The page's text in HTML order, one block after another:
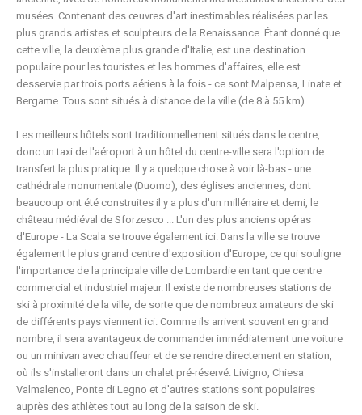
musées. Contenant des œuvres d'art inestimables réalisées par les
plus grands artistes et sculpteurs de la Renaissance. Étant donné que
cette ville, la deuxième plus grande d'Italie, est une destination
populaire pour les touristes et les hommes d'affaires, elle est
desservie par trois ports aériens à la fois - ce sont Malpensa, Linate et
Bergame. Tous sont situés à distance de la ville (de 8 à 55 km).
Les meilleurs hôtels sont traditionnellement situés dans le centre,
donc un taxi de l'aéroport à un hôtel du centre-ville sera l'option de
transfert la plus pratique. Il y a quelque chose à voir là-bas - une
cathédrale monumentale (Duomo), des églises anciennes, dont
beaucoup ont été construites il y a plus d'un millénaire et demi, le
château médiéval de Sforzesco ... L'un des plus anciens opéras
d'Europe - La Scala se trouve également ici. Dans la ville se trouve
également le plus grand centre d'exposition d'Europe, ce qui souligne
l'importance de la principale ville de Lombardie en tant que centre
commercial et industriel majeur. Il existe de nombreuses stations de
ski à proximité de la ville, de sorte que de nombreux amateurs de ski
de différents pays viennent ici. Comme ils arrivent souvent en grand
nombre, il sera avantageux de commander immédiatement une voiture
ou un minivan avec chauffeur et de se rendre directement en station,
où ils s'installeront dans un chalet pré-réservé. Livigno, Chiesa
Valmalenco, Ponte di Legno et d'autres stations sont populaires
auprès des athlètes tout au long de la saison de ski.